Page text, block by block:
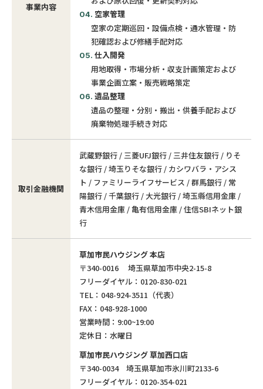
事業内容
空家管理
空家の定期巡回・設備点検・通水管理・防
犯確認および修繕手配対応
仕入開発
用地取得・市場分析・収支計画策定および
事業企画立案・販売戦略策定
遺品整理
遺品の整理・分別・搬出・供養手配および
廃棄物処理手続き対応
取引金融機関
武蔵野銀行 / 三菱UFJ銀行 / 三井住友銀行 / りそ
な銀行 / 埼玉りそな銀行 / カシワバラ・アシス
ト / ファミリーライフサービス / 群馬銀行 / 常
陽銀行 / 千葉銀行 / 大光銀行 / 埼玉縣信用金庫 /
青木信用金庫 / 亀有信用金庫 / 住信SBIネット銀
行
草加市民ハウジング 本店
〒340-0016 埼玉県草加市中央2-15-8
フリーダイヤル：0120-830-021
TEL：048-924-3511（代表）
FAX：048-928-1000
営業時間：9:00~19:00
定休日：水曜日
草加市民ハウジング 草加西口店
〒340-0034 埼玉県草加市氷川町2133-6
フリーダイヤル：0120-354-021